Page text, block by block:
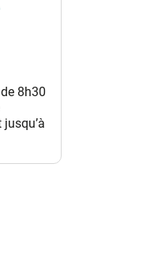
dans un nouvel
8h30